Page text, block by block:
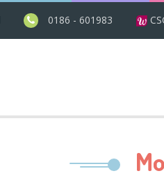
0186 - 601983